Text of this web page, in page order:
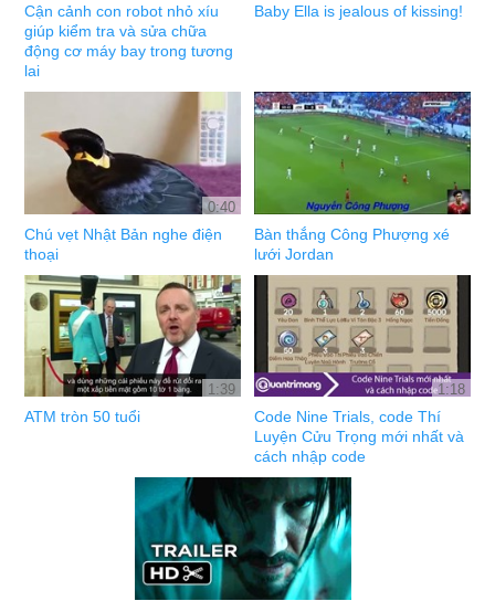
Cận cảnh con robot nhỏ xíu
giúp kiểm tra và sửa chữa
động cơ máy bay trong tương
lai
Baby Ella is jealous of kissing!
0:40
Chú vẹt Nhật Bản nghe điện
thoại
Bàn thắng Công Phượng xé
lưới Jordan
1:39
ATM tròn 50 tuổi
1:18
Code Nine Trials, code Thí
Luyện Cửu Trọng mới nhất và
cách nhập code